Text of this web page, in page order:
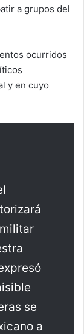
a grupos del
ocurridos
y en cuyo
se
a